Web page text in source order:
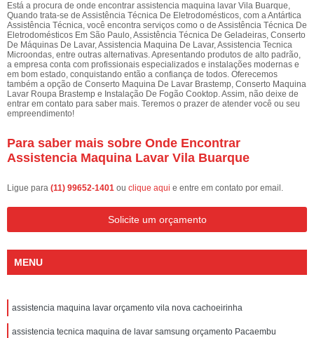
Está a procura de onde encontrar assistencia maquina lavar Vila Buarque,
Quando trata-se de Assistência Técnica De Eletrodomésticos, com a Antártica
Assistência Técnica, você encontra serviços como o de Assistência Técnica De
Eletrodomésticos Em São Paulo, Assistência Técnica De Geladeiras, Conserto
De Máquinas De Lavar, Assistencia Maquina De Lavar, Assistencia Tecnica
Microondas, entre outras alternativas. Apresentando produtos de alto padrão,
a empresa conta com profissionais especializados e instalações modernas e
em bom estado, conquistando então a confiança de todos. Oferecemos
também a opção de Conserto Maquina De Lavar Brastemp, Conserto Maquina
Lavar Roupa Brastemp e Instalação De Fogão Cooktop. Assim, não deixe de
entrar em contato para saber mais. Teremos o prazer de atender você ou seu
empreendimento!
Para saber mais sobre Onde Encontrar
Assistencia Maquina Lavar Vila Buarque
Ligue para (11) 99652-1401 ou clique aqui e entre em contato por email.
Solicite um orçamento
MENU
assistencia maquina lavar orçamento vila nova cachoeirinha
assistencia tecnica maquina de lavar samsung orçamento Pacaembu